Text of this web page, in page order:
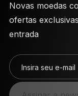
Novas moedas
ofertas
entrada
Insira seu e-mail